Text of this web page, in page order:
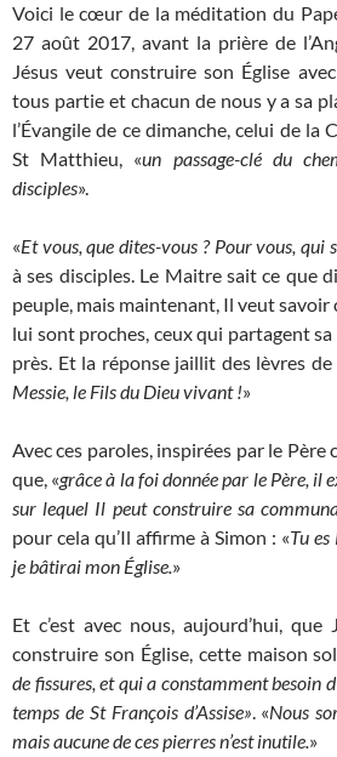
Voici le cœur de la méditation du
27 août 2017, avant la prière de
Jésus veut construire son Église
tous partie et chacun de nous y a sa
l’Évangile de ce dimanche, celui de la
St Matthieu, «un passage-clé du
disciples».
«Et vous, que dites-vous ? Pour vous, qui
à ses disciples. Le Maitre sait ce que
peuple, mais maintenant, Il veut savoir
lui sont proches, ceux qui partagent
près. Et la réponse jaillit des lèvres de
Messie, le Fils du Dieu vivant !»
Avec ces paroles, inspirées par le Père
que, «grâce à la foi donnée par le Père, il
sur lequel Il peut construire sa
pour cela qu’Il affirme à Simon : «Tu
je bâtirai mon Église.»
Et c’est avec nous, aujourd’hui,
construire son Église, cette maison
de fissures, et qui a constamment besoin
temps de St François d’Assise». «Nous
mais aucune de ces pierres n’est inutile.»